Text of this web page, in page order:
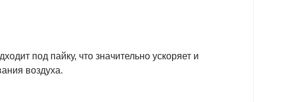
под пайку, что значительно ускоряет и
воздуха.